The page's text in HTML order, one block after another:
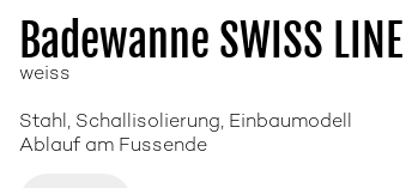
Badewanne SWISS LINE
weiss
Stahl, Schallisolierung, Einbaumodell
Ablauf am Fussende